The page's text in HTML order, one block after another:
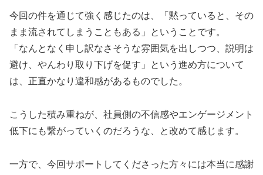
今回の件を通じて強く感じたのは、「黙っていると、その
まま流されてしまうこともある」ということです。
「なんとなく申し訳なさそうな雰囲気を出しつつ、説明は
避け、やんわり取り下げを促す」という進め方について
は、正直かなり違和感があるものでした。
こうした積み重ねが、社員側の不信感やエンゲージメント
低下にも繋がっていくのだろうな、と改めて感じます。
一方で、今回サポートしてくださった方々には本当に感謝